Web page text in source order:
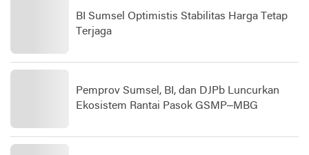
BI Sumsel Optimistis Stabilitas Harga Tetap
Terjaga
Pemprov Sumsel, BI, dan DJPb Luncurkan
Ekosistem Rantai Pasok GSMP–MBG